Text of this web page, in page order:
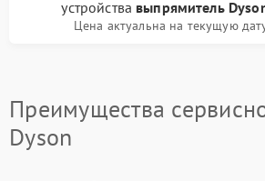
устройства выпрямитель
Цена актуальна на текущую
Преимущества
Dyson